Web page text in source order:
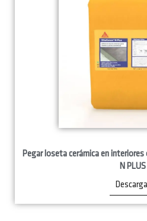
Pegar loseta cerámica en interiores
N PLUS